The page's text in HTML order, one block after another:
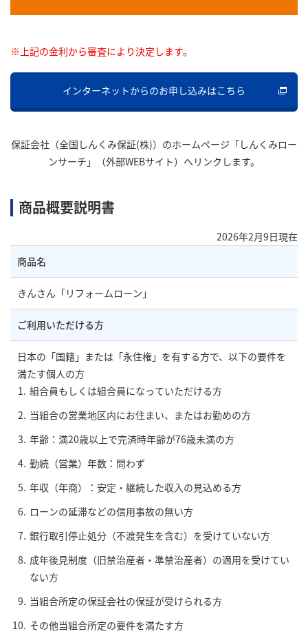
※上記の金利から審査により決定します。
インターネットからのお申し込みはこちら
保証会社（全国しんくみ保証(株)）のホームページ「しんくみロー
ンサーチ」（外部WEBサイト）へリンクします。
商品概要説明書
2026年2月9日現在
商品名
きんさん「リフォームローン」
ご利用いただける方
日本の「国籍」または「永住権」を有する方で、以下の要件を
満たす個人の方
組合員もしくは組合員になっていただける方
当組合の営業地区内にお住まい、またはお勤めの方
年齢：満20歳以上で完済時年齢が76歳未満の方
勤続（営業）年数：問わず
年収（年商）：安定・継続した収入の見込める方
ローンの延滞などの信用事故の無い方
銀行取引停止処分（不渡発生を含む）を受けていない方
成年後見制度（旧禁治産者・準禁治産者）の適用を受けてい
ない方
当組合所定の保証会社の保証が受けられる方
その他当組合所定の要件を満たす方